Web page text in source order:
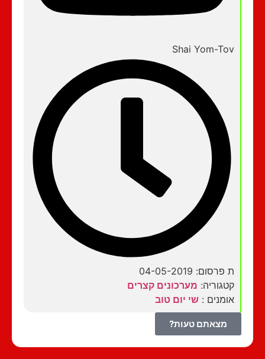
Shai Yom-Tov
ת פרסום: 04-05-2019
קטגוריה:מערכונים קצרים
אומנים :שי יום טוב
מצאתם טעות?